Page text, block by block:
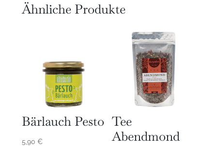
Ähnliche Produkte
Bärlauch Pesto
5,90 €
Tee
Abendmond